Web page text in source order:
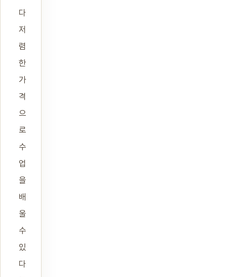
다
저
렴
한
가
격
으
로
수
업
을
배
울
수
있
다